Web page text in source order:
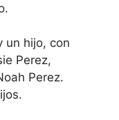
un hijo, con
Perez,
Perez.